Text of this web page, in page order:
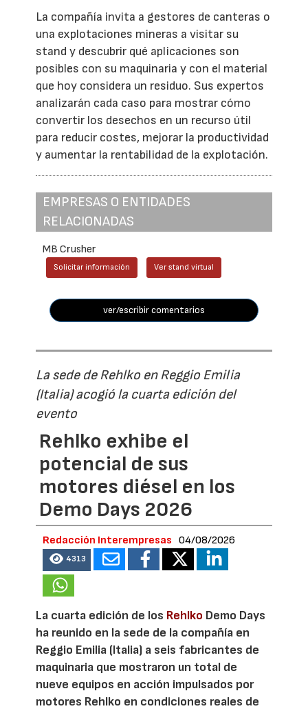
La compañía invita a gestores de canteras o
una explotaciones mineras a visitar su
stand y descubrir qué aplicaciones son
posibles con su maquinaria y con el material
que hoy considera un residuo. Sus expertos
analizarán cada caso para mostrar cómo
convertir los desechos en un recurso útil
para reducir costes, mejorar la productividad
y aumentar la rentabilidad de la explotación.
EMPRESAS O ENTIDADES
RELACIONADAS
MB Crusher
Solicitar información Ver stand virtual
ver/escribir comentarios
La sede de Rehlko en Reggio Emilia
(Italia) acogió la cuarta edición del
evento
Rehlko exhibe el
potencial de sus
motores diésel en los
Demo Days 2026
Redacción Interempresas 04/08/2026
4313
La cuarta edición de los Rehlko Demo Days
ha reunido en la sede de la compañía en
Reggio Emilia (Italia) a seis fabricantes de
maquinaria que mostraron un total de
nueve equipos en acción impulsados por
motores Rehlko en condiciones reales de